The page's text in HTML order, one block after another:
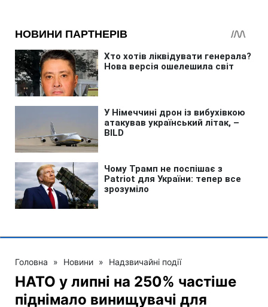
Головна » Новини » Надзвичайні події
НАТО у липні на 250% частіше
піднімало винищувачі для